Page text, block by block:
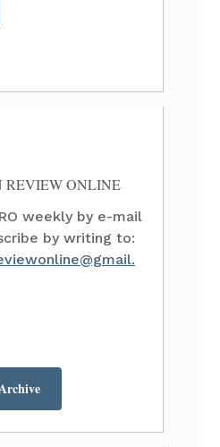
ONLINE
weekly by e-mail
by writing to: